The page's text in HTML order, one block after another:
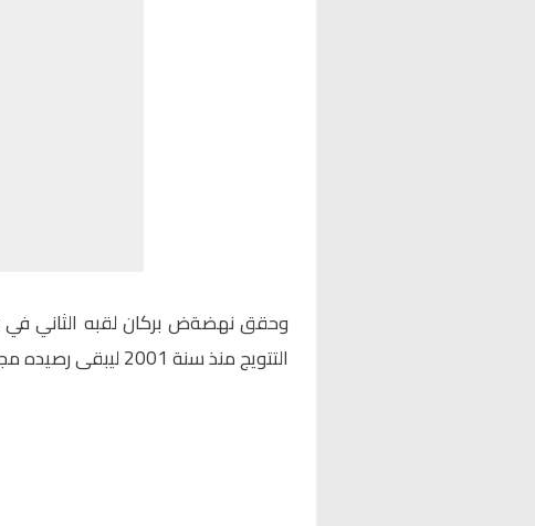
وحقق نهضةض بركان لقبه الثاني
التتويج منذ سنة 2001 ليبقى رصيده مجمد في 9 ألقاب .